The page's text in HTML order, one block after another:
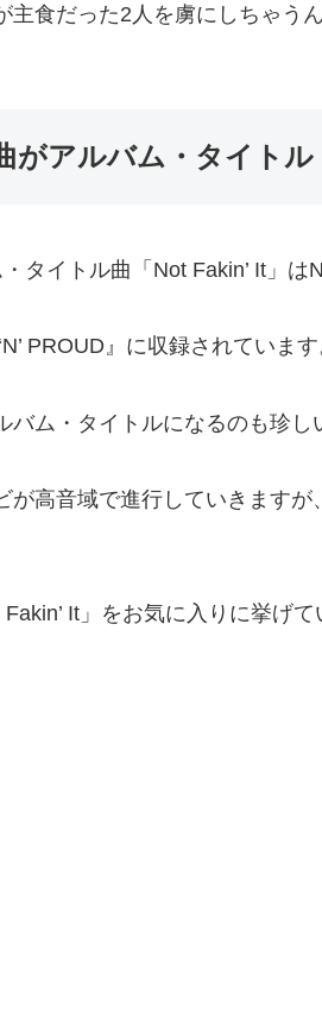
主食だった2人を虜にしちゃ
がアルバム・タイトル
タイトル曲「Not Fakin’ It」は
PROUD』に収録されています
バム・タイトルになるのも珍し
が高音域で進行していきます
It」をお気に入りに挙げて